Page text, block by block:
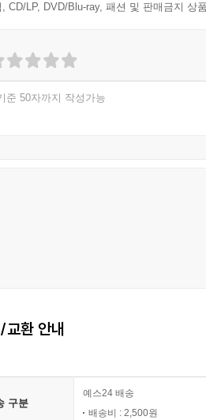
때는 건성건성 읽지 말고 뜻을 새겨
때는 성경 사상 체계에 대한 관심으
의 성경해석 원리를 나름대로 문맥文
개혁주의 그리스도 중심 성경해석의
로 따지면 건물의 뼈대가 그리스도,
CD/LP, DVD/Blu-ray, 패션 및 판매금지 상
준 50자까지 작성가능
환 안내
구분
예스24 배송
배송비 : 2,500원